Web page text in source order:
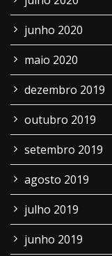
junho 2020
maio 2020
dezembro 2019
outubro 2019
setembro 2019
agosto 2019
julho 2019
junho 2019